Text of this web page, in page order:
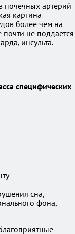
почечных артерий
картина
более чем на
не поддаётся
инсульта.
специфических
сна,
фона,